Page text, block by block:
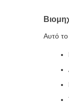
Αυτό το